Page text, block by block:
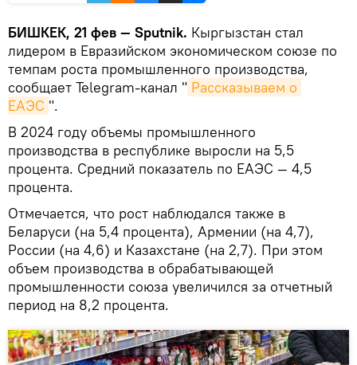
БИШКЕК, 21 фев — Sputnik. Кыргызстан стал
лидером в Евразийском экономическом союзе по
темпам роста промышленного производства,
сообщает Telegram-канал " Рассказываем о
ЕАЭС ".
В 2024 году объемы промышленного
производства в республике выросли на 5,5
процента. Средний показатель по ЕАЭС — 4,5
процента.
Отмечается, что рост наблюдался также в
Беларуси (на 5,4 процента), Армении (на 4,7),
России (на 4,6) и Казахстане (на 2,7). При этом
объем производства в обрабатывающей
промышленности союза увеличился за отчетный
период на 8,2 процента.